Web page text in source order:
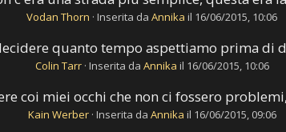
Vodan Thorn ·Inserita daAnnika il 16/06/2015, 10:06
quanto tempo aspettiamo prima di
Colin Tarr · Inserita da Annika il 16/06/2015, 10:06
coi miei occhi che non ci fossero
Kain Werber · Inserita da Annika il 16/06/2015, 09:06